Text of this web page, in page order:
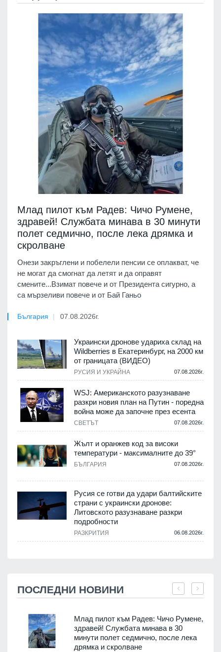
Млад пилот към Радев: Чичо Румене,
здравей! Службата минава в 30 минути
полет седмично, после лека дрямка и
скролване
Онези закръглени и побелели пенсии се оплакват, че
не могат да смогнат да летят и да оправят
смените...Взимат повече и от Президента сигурно, а
са мързеливи повече и от Бай Ганьо
България 07.08.2026г.
Украински дронове удариха склад на
Wildberries в Екатеринбург, на 2000 км
от границата (ВИДЕО)
РУСИЯ И УКРАЙНА 07.08.2026г.
WSJ: Американското разузнаване
разкри новия план на Путин - поредна
война може да започне през есента
СВЕТЪТ 07.08.2026г.
Жълт и оранжев код за високи
температури - максималните до 39°
БЪЛГАРИЯ 07.08.2026г.
Русия се готви да удари балтийските
страни с украински дронове:
Литовското разузнаване разкри
подробности
РАЗКРИТИЯ 06.08.2026г.
ПОСЛЕДНИ НОВИНИ
Млад пилот към Радев: Чичо Румене,
здравей! Службата минава в 30
минути полет седмично, после лека
дрямка и скролване